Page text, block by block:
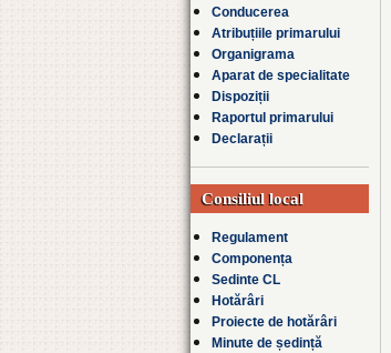
Conducerea
Atribuțiile primarului
Organigrama
Aparat de specialitate
Dispoziții
Raportul primarului
Declarații
Consiliul local
Regulament
Componența
Sedinte CL
Hotărâri
Proiecte de hotărâri
Minute de ședință